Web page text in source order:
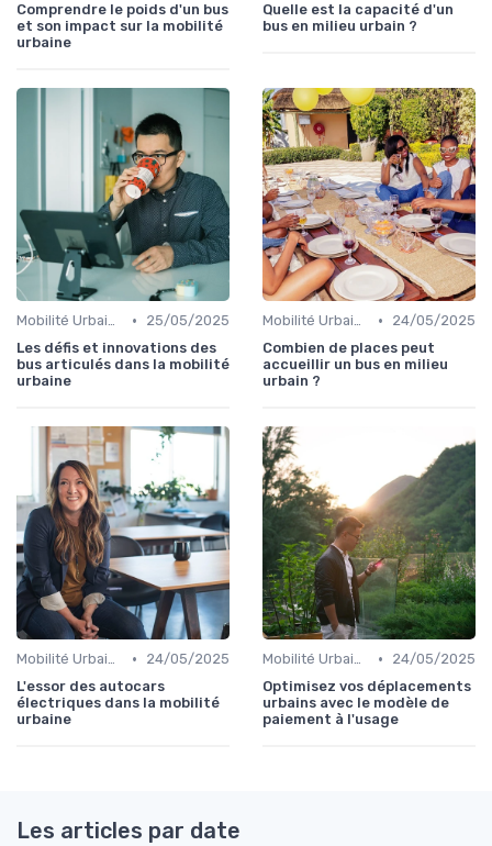
Comprendre le poids d'un bus
et son impact sur la mobilité
urbaine
Quelle est la capacité d'un
bus en milieu urbain ?
Mobilité Urbaine •
25/05/2025
Les défis et innovations des
bus articulés dans la mobilité
urbaine
Mobilité Urbaine •
24/05/2025
Combien de places peut
accueillir un bus en milieu
urbain ?
Mobilité Urbaine •
24/05/2025
L'essor des autocars
électriques dans la mobilité
urbaine
Mobilité Urbaine •
24/05/2025
Optimisez vos déplacements
urbains avec le modèle de
paiement à l'usage
Les articles par date